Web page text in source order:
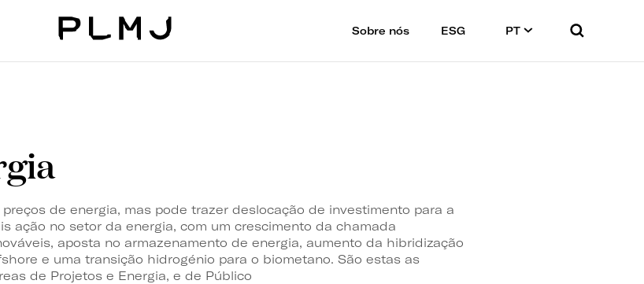
PLMJ Sobre nós ESG PT
de energia, mas pode trazer deslocação de investimento para a
ação no setor da energia, com um crescimento da chamada
aposta no armazenamento de energia, aumento da hibridização
e uma transição hidrogénio para o biometano. São estas as
de Projetos e Energia, e de Público